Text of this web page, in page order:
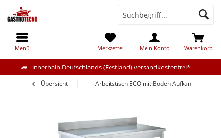
innerhalb Deutschlands (Festland) versandkostenfrei*
Warenkorb
Merkzettel Mein Konto
Menü
Übersicht Arbeitstisch ECO mit Boden Aufkantet